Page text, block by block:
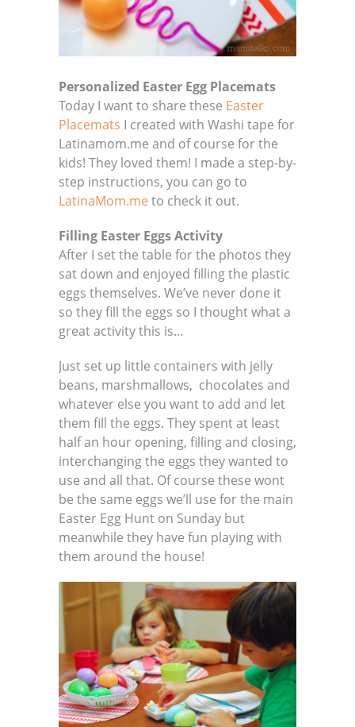
Personalized Easter Egg Placemats
Today I want to share these Easter
Placemats I created with Washi tape for
Latinamom.me and of course for the
kids! They loved them! I made a step-by-
step instructions, you can go to
LatinaMom.meto check it out.
Filling Easter EggsActivity
After I set the table for the photos they
sat down and enjoyed filling the plastic
eggs themselves. We’ve never done it
so they fill the eggs so I thought what a
great activity this is…
Just set up little containers with jelly
beans, marshmallows, chocolates and
whatever else you want to add and let
them fill the eggs. They spent at least
half an hour opening, filling and closing,
interchanging the eggs they wanted to
use and all that. Of course these wont
be the same eggs we’ll use for the main
Easter Egg Hunt on Sunday but
meanwhile they have fun playing with
them around the house!